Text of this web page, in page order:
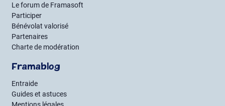
Le forum de Framasoft
Participer
Bénévolat valorisé
Partenaires
Charte de modération
Framablog
Entraide
Guides et astuces